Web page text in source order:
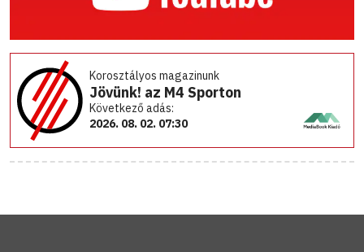
Korosztályos magazinunk
Jövünk! az M4 Sporton
Következő adás:
2026. 08. 02. 07:30